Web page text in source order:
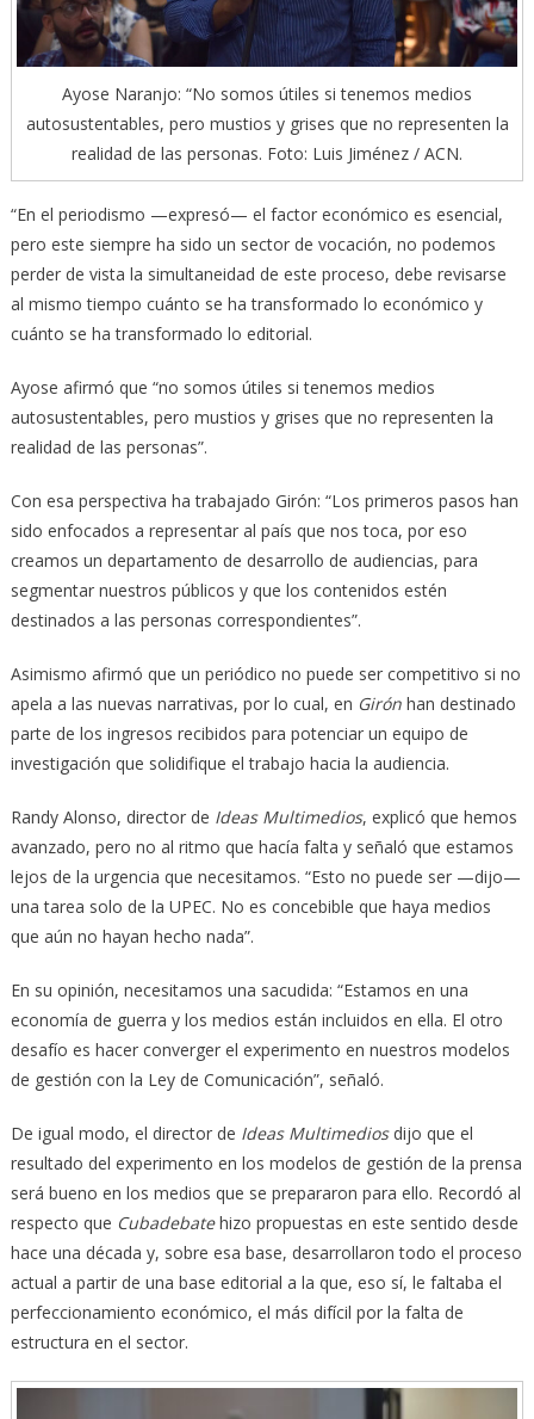
Ayose Naranjo: “No somos útiles si tenemos medios
autosustentables, pero mustios y grises que no representen la
realidad de las personas. Foto: Luis Jiménez / ACN.
“En el periodismo —expresó— el factor económico es esencial,
pero este siempre ha sido un sector de vocación, no podemos
perder de vista la simultaneidad de este proceso, debe revisarse
al mismo tiempo cuánto se ha transformado lo económico y
cuánto se ha transformado lo editorial.
Ayose afirmó que “no somos útiles si tenemos medios
autosustentables, pero mustios y grises que no representen la
realidad de las personas”.
Con esa perspectiva ha trabajado Girón: “Los primeros pasos han
sido enfocados a representar al país que nos toca, por eso
creamos un departamento de desarrollo de audiencias, para
segmentar nuestros públicos y que los contenidos estén
destinados a las personas correspondientes”.
Asimismo afirmó que un periódico no puede ser competitivo si no
apela a las nuevas narrativas, por lo cual, en Girónhan destinado
parte de los ingresos recibidos para potenciar un equipo de
investigación que solidifique el trabajo hacia la audiencia.
Randy Alonso, director de Ideas Multimedios, explicó que hemos
avanzado, pero no al ritmo que hacía falta y señaló que estamos
lejos de la urgencia que necesitamos. “Esto no puede ser —dijo—
una tarea solo de la UPEC. No es concebible que haya medios
que aún no hayan hecho nada”.
En su opinión, necesitamos una sacudida: “Estamos en una
economía de guerra y los medios están incluidos en ella. El otro
desafío es hacer converger el experimento en nuestros modelos
de gestión con la Ley de Comunicación”, señaló.
De igual modo, el director de Ideas Multimediosdijo que el
resultado del experimento en los modelos de gestión de la prensa
será bueno en los medios que se prepararon para ello. Recordó al
respecto que Cubadebatehizo propuestas en este sentido desde
hace una década y, sobre esa base, desarrollaron todo el proceso
actual a partir de una base editorial a la que, eso sí, le faltaba el
perfeccionamiento económico, el más difícil por la falta de
estructura en el sector.